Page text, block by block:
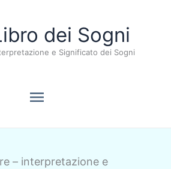
dei Sogni
e Significato dei Sogni
Menu
principale
– interpretazione e